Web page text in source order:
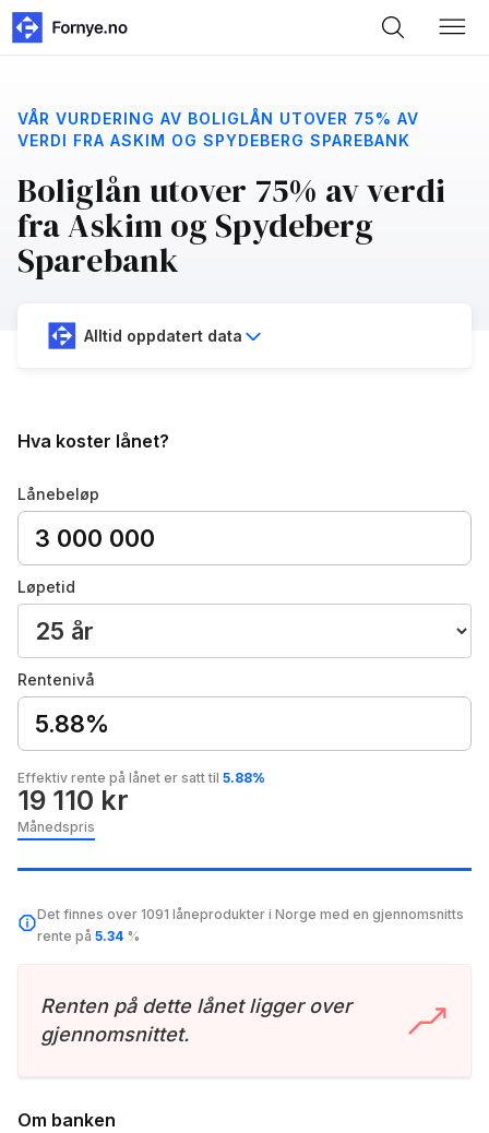
VÅR VURDERING AV BOLIGLÅN UTOVER 75% AV
VERDI FRA ASKIM OG SPYDEBERG SPAREBANK
Boliglån utover 75% av verdi
fra Askim og Spydeberg
Sparebank
Alltid oppdatert data
Hva koster lånet?
Lånebeløp
Løpetid
Rentenivå
5.88%
Effektiv rente på lånet er satt til 5.88%
19 110 kr
Månedspris
Det finnes over 1091 låneprodukter i Norge med en gjennomsnitts
rente på 5.34 %
Renten på dette lånet ligger over
gjennomsnittet.
Om banken